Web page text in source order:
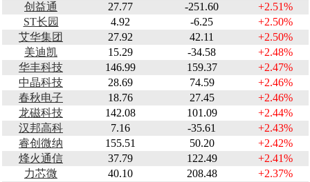
创益通
27.77 -251.60
+2.51%
ST长园
4.92 -6.25
+2.50%
艾华集团
27.92 42.11
+2.50%
美迪凯
15.29 -34.58
+2.48%
华丰科技
146.99 159.37
+2.47%
中晶科技
28.69 74.59
+2.46%
春秋电子
18.76 27.45
+2.46%
龙磁科技
142.08 101.09
+2.44%
汉邦高科
7.16 -35.61
+2.43%
睿创微纳
155.51 50.20
+2.42%
烽火通信
37.79 122.49
+2.41%
力芯微
40.10 208.48
+2.37%